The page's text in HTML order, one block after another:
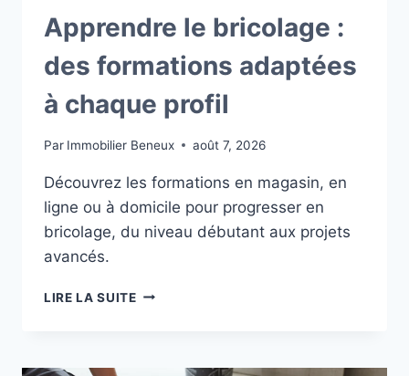
Apprendre le bricolage :
des formations adaptées
à chaque profil
Par Immobilier Beneux août 7, 2026
Découvrez les formations en magasin, en
ligne ou à domicile pour progresser en
bricolage, du niveau débutant aux projets
avancés.
LIRE LA SUITEAPPRENDRE